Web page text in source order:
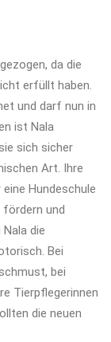
da die
erfüllt haben.
und darf nun in
ist Nala
sich sicher
Art. Ihre
Hundeschule
fördern und
die
Bei
bei
Tierpflegerinnen
die neuen